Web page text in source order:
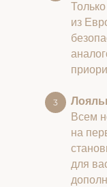
из
Всем
на
для